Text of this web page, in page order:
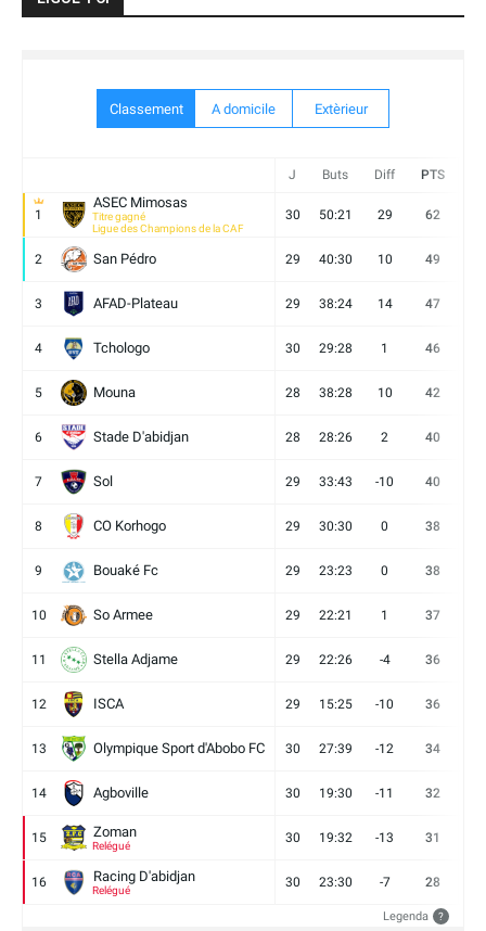
Classement A domicile Extèrieur
J Buts Diff PTS
1
ASEC Mimosas
Titre gagné
Ligue des Champions de la CAF
30 50:21 29 62
2 San Pédro 29 40:30 10 49
3 AFAD-Plateau 29 38:24 14 47
4 Tchologo 30 29:28 1 46
5 Mouna 28 38:28 10 42
6 Stade D'abidjan 28 28:26 2 40
7 Sol 29 33:43 -10 40
8 CO Korhogo 29 30:30 0 38
9 Bouaké Fc 29 23:23 0 38
10 So Armee 29 22:21 1 37
11 Stella Adjame 29 22:26 -4 36
12 ISCA 29 15:25 -10 36
13 Olympique Sport d'Abobo FC 30 27:39 -12 34
14 Agboville 30 19:30 -11 32
15 Zoman
Relégué
30 19:32 -13 31
16 Racing D'abidjan
Relégué
30 23:30 -7 28
Legenda ?